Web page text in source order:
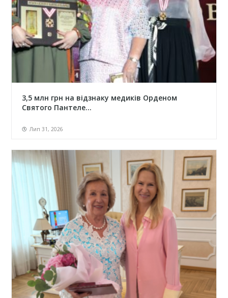
3,5 млн грн на відзнаку медиків Орденом
Святого Пантеле...
Лип 31, 2026